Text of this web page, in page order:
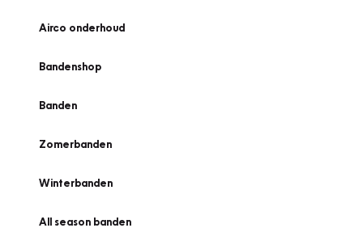
Airco onderhoud
Bandenshop
Banden
Zomerbanden
Winterbanden
All season banden